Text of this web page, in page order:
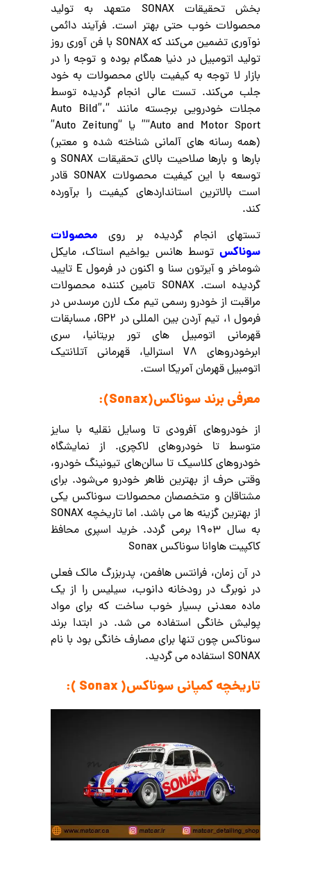
بخش تحقیقات SONAX متعهد به تولید
محصولات خوب حتی بهتر است. فرآیند دائمی
نوآوری تضمین می‌کند که SONAX با فن آوری روز
تولید اتومبیل در دنیا همگام بوده و توجه را در
بازار لا توجه به کیفیت بالای محصولات به خود
جلب می‌کند. تست عالی انجام گردیده توسط
مجلات خودرویی برجسته مانند “Auto Bild”،
“Auto and Motor Sport” یا “Auto Zeitung”
(همه رسانه های آلمانی شناخته شده و معتبر)
بارها و بارها صلاحیت بالای تحقیقات SONAX و
توسعه با این کیفیت محصولات SONAX قادر
است بالاترین استانداردهای کیفیت را برآورده
کند.
تستهای انجام گردیده بر روی محصولات
سوناکستوسط هانس یواخیم استاک، مایکل
شوماخر و آیرتون سنا و اکنون در فرمول E تایید
گردیده است. SONAX تامین کننده محصولات
مراقبت از خودرو رسمی تیم مک لارن مرسدس در
فرمول 1، تیم آردن بین المللی در GP2، مسابقات
قهرمانی اتومبیل های تور بریتانیا، سری
ابرخودروهای V8 استرالیا، قهرمانی آتلانتیک
اتومبیل قهرمان آمریکا است.
معرفی برند سوناکس(Sonax):
از خودروهای آفرودی تا وسایل نقلیه با سایز
متوسط تا خودروهای لاکچری. از نمایشگاه
خودروهای کلاسیک تا سالن‌های تیونینگ خودرو،
وقتی حرف از بهترین ظاهر خودرو می‌شود. برای
مشتاقان و متخصصان محصولات سوناکس یکی
از بهترین گزینه ها می باشد. اما تاریخچه SONAX
به سال 1903 برمی گردد. خرید اسپری محافظ
کاکپیت هاوانا سوناکس Sonax
در آن زمان، فرانتس هافمن، پدربزرگ مالک فعلی
در نوبرگ در رودخانه دانوب، سیلیس را از یک
ماده معدنی بسیار خوب ساخت که برای مواد
پولیش خانگی استفاده می شد. در ابتدا برند
سوناکس چون تنها برای مصارف خانگی بود با نام
SONAX استفاده می گردید.
تاریخچه کمپانی سوناکس( Sonax ):